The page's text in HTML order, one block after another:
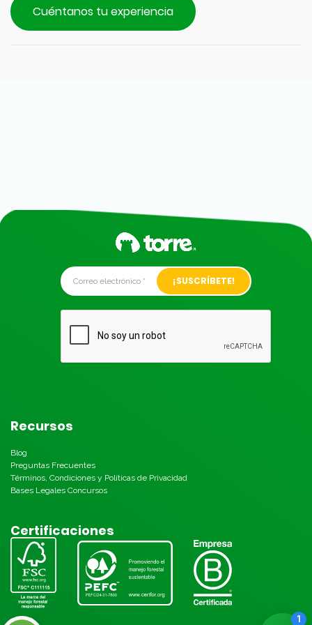
Cuéntanos tu experiencia
Alternative:
Recursos
Blog
Preguntas Frecuentes
Términos, Condiciones y Políticas de Privacidad
Bases Legales Concursos
Certificaciones